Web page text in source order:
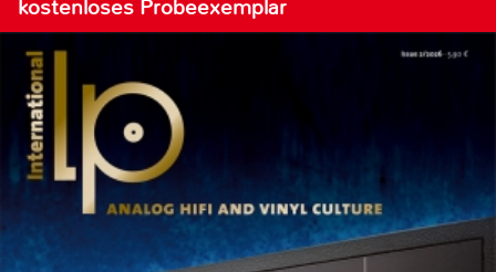
kostenloses Probeexemplar